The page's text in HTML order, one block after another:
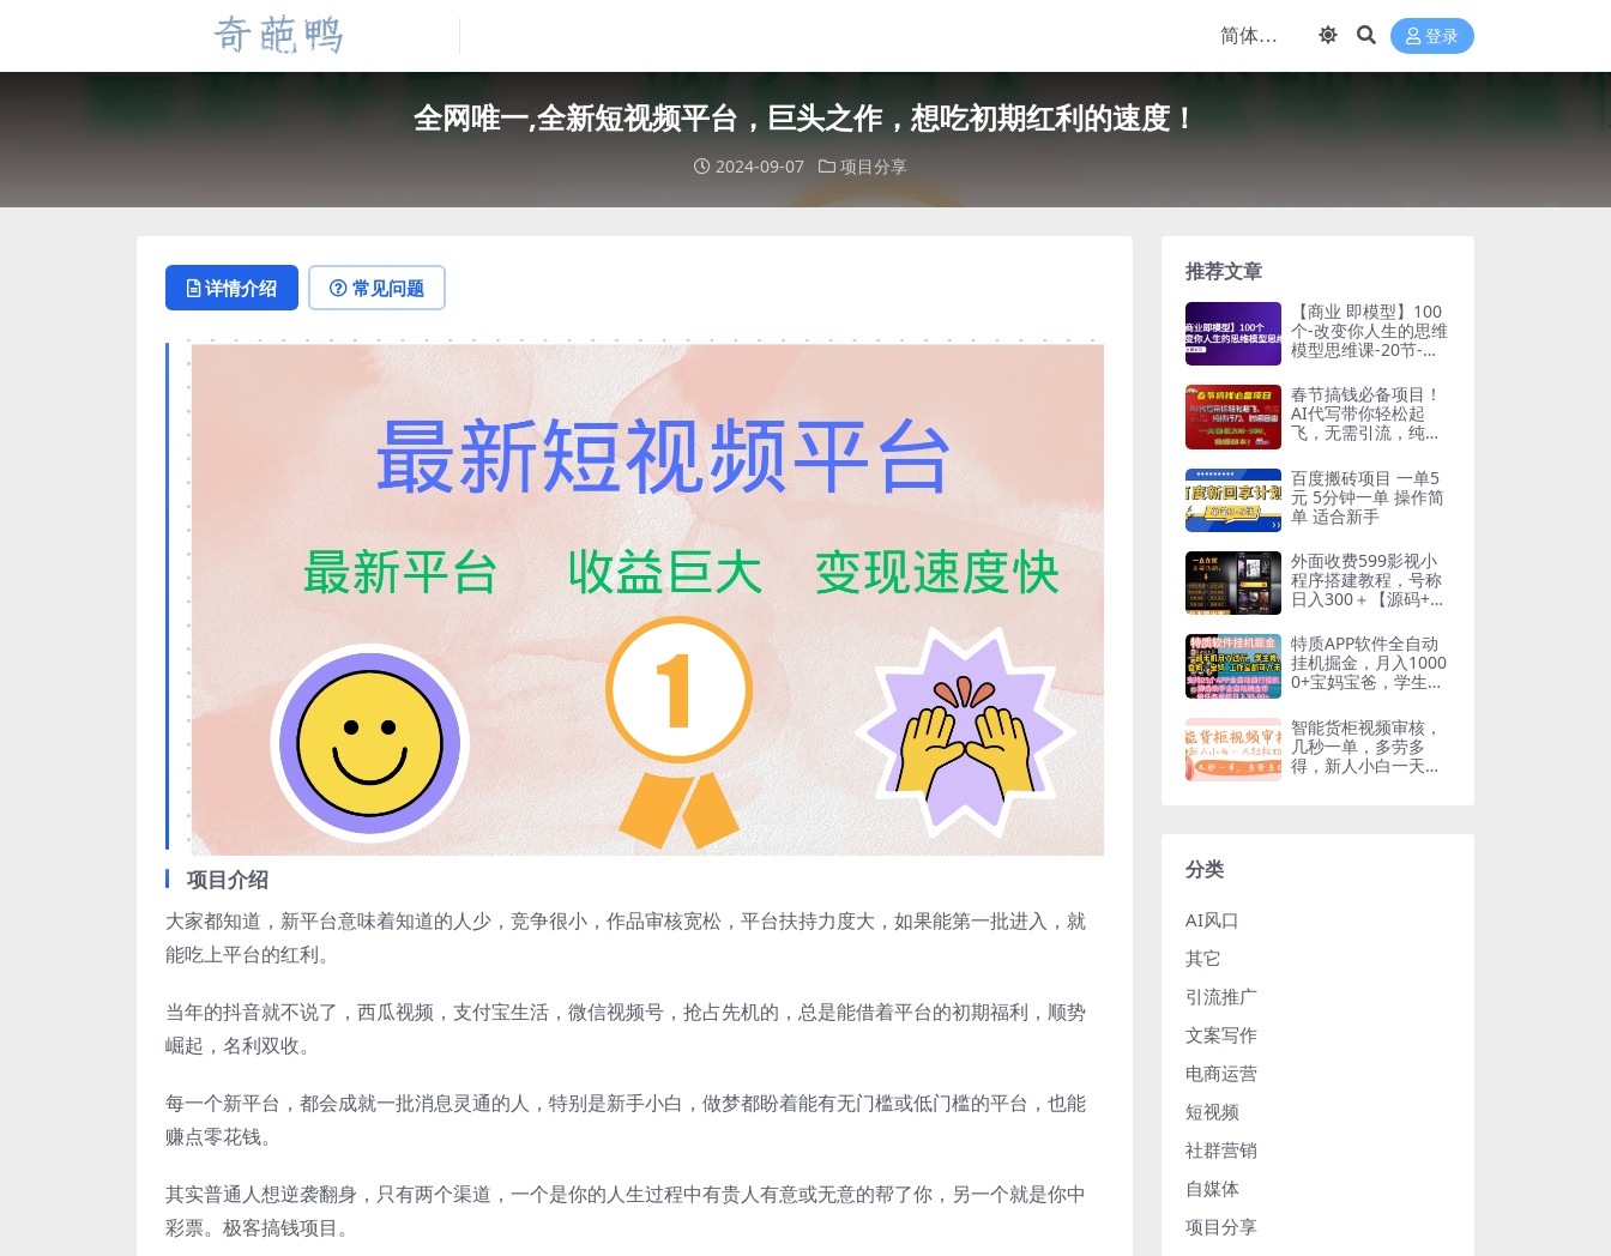
登录
全网唯一,全新短视频平台，巨头之作，想吃初期红利的速度！
2024-09-07 项目分享
详情介绍 常见问题
项目介绍
大家都知道，新平台意味着知道的人少，竞争很小，作品审核宽松，平台扶持力度大，如果能第一批进入，就
能吃上平台的红利。
当年的抖音就不说了，西瓜视频，支付宝生活，微信视频号，抢占先机的，总是能借着平台的初期福利，顺势
崛起，名利双收。
每一个新平台，都会成就一批消息灵通的人，特别是新手小白，做梦都盼着能有无门槛或低门槛的平台，也能
赚点零花钱。
其实普通人想逆袭翻身，只有两个渠道，一个是你的人生过程中有贵人有意或无意的帮了你，另一个就是你中
彩票。极客搞钱项目。
推荐文章
【商业 即模型】100
个-改变你人生的思维
模型思维课-20节-无
春节搞钱必备项目！
AI代写带你轻松起
飞，无需引流，纯执
天稳收200-500，稳
赚回本！
百度搬砖项目 一单5
元 5分钟一单 操作简
单 适合新手
外面收费599影视小
程序搭建教程，号称
日入300＋【源码+教
特质APP软件全自动
挂机掘金，月入1000
0+宝妈宝爸，学生党
智能货柜视频审核，
几秒一单，多劳多
得，新人小白一天轻
分类
AI风口
其它
引流推广
文案写作
电商运营
短视频
社群营销
自媒体
项目分享